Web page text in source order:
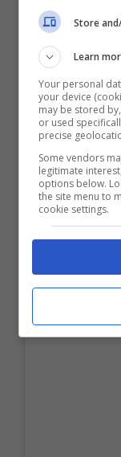
Store
Learn
Your personal
your device
may be stored
or used
precise
Some vendors
legitimate
options below.
the site menu to
cookie settings.